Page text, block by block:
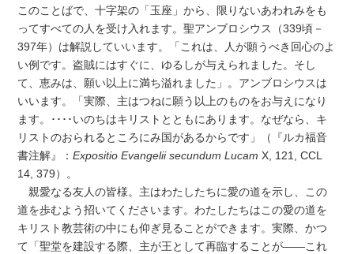
このことばで、十字架の「玉座」から、限りないあわれみをも
ってすべての人を受け入れます。聖アンブロシウス（339頃－
397年）は解説していいます。「これは、人が願うべき回心のよ
い例です。盗賊にはすぐに、ゆるしが与えられました。そし
て、恵みは、願い以上に満ち溢れました」。アンブロシウスは
いいます。「実際、主はつねに願う以上のものをお与えになり
ます。････いのちはキリストとともにあります。なぜなら、キ
リストのおられるところにみ国があるからです」（『ルカ福音
書注解』：Expositio Evangelii secundum Lucam X, 121, CCL
14, 379）。
親愛なる友人の皆様。主はわたしたちに愛の道を示し、この
道を歩むよう招いてくださいます。わたしたちはこの愛の道を
キリスト教芸術の中にも仰ぎ見ることができます。実際、かつ
て「聖堂を建設する際、主が王として再臨することが――これ